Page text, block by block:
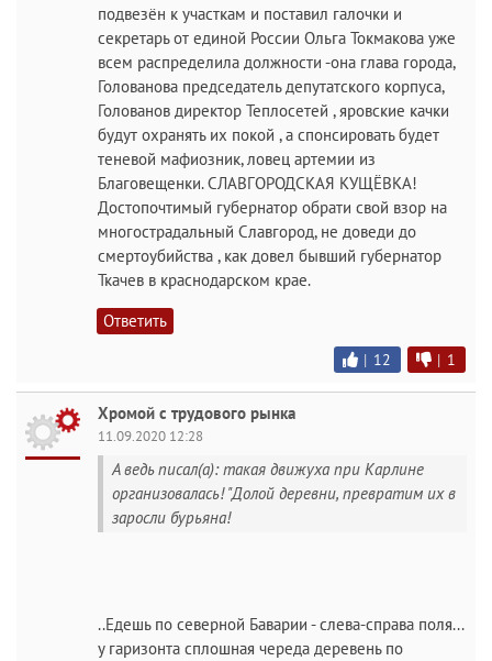
подвезён к участкам и поставил галочки и
секретарь от единой России Ольга Токмакова уже
всем распределила должности -она глава города,
Голованова председатель депутатского корпуса,
Голованов директор Теплосетей , яровские качки
будут охранять их покой , а спонсировать будет
теневой мафиозник, ловец артемии из
Благовещенки. СЛАВГОРОДСКАЯ КУЩЁВКА!
Достопочтимый губернатор обрати свой взор на
многострадальный Славгород, не доведи до
смертоубийства , как довел бывший губернатор
Ткачев в краснодарском крае.
Ответить
| 12 | 1
Хромой с трудового рынка
11.09.2020 12:28
А ведь писал(а): такая движуха при Карлине
организовалась! "Долой деревни, превратим их в
заросли бурьяна!
..Едешь по северной Баварии - слева-справа поля...
у гаризонта сплошная череда деревень по